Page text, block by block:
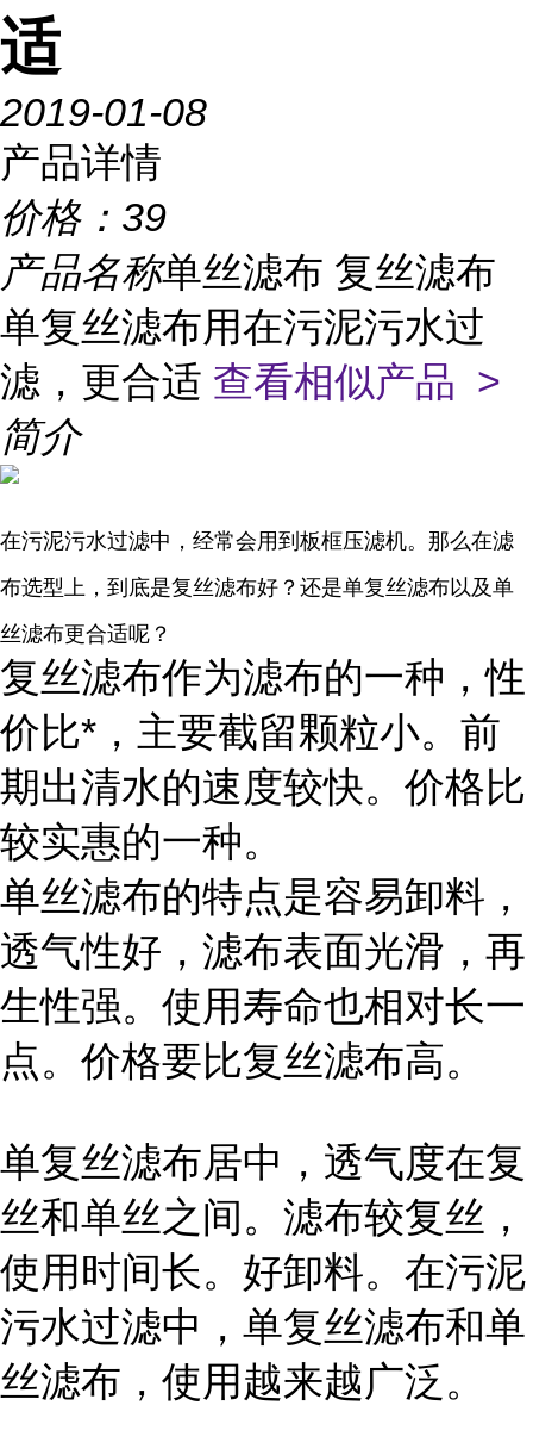
适
2019-01-08
产品详情
价格： 39
产品名称单丝滤布 复丝滤布
单复丝滤布用在污泥污水过
滤，更合适 查看相似产品 >
简介
在污泥污水过滤中，经常会用到板框压滤机。那么在滤
布选型上，到底是复丝滤布好？还是单复丝滤布以及单
丝滤布更合适呢？
复丝滤布作为滤布的一种，性
价比*，主要截留颗粒小。前
期出清水的速度较快。价格比
较实惠的一种。
单丝滤布的特点是容易卸料，
透气性好，滤布表面光滑，再
生性强。使用寿命也相对长一
点。价格要比复丝滤布高。
单复丝滤布居中，透气度在复
丝和单丝之间。滤布较复丝，
使用时间长。好卸料。在污泥
污水过滤中，单复丝滤布和单
丝滤布，使用越来越广泛。